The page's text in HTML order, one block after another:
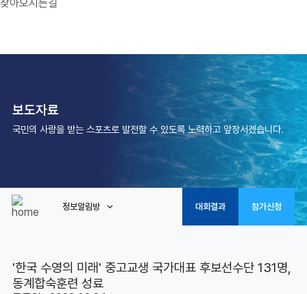
찾아오시는길
보도자료
국민의 사랑을 받는 스포츠로 발전할 수 있도록 노력하고 앞장서겠습니다.
정보알림방 대회결과 참가신청
'한국 수영의 미래' 중고교생 국가대표 후보선수단 131명,
동계합숙훈련 성료